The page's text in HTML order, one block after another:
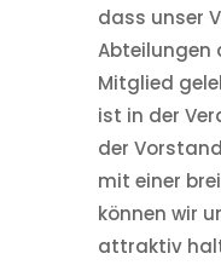
dass unser
Abteilungen
Mitglied
ist in der
der
mit einer
können wir
attraktiv